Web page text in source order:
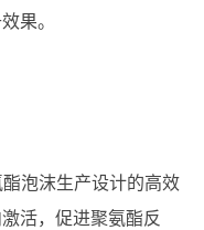
果。
泡沫生产设计的高效
活，促进聚氨酯反